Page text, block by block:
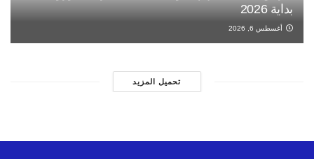
بداية 2026
أغسطس 6, 2026
تحميل المزيد